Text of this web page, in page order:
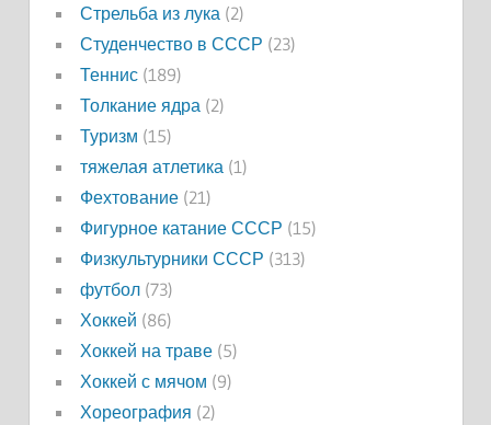
Стрельба из лука (2)
Студенчество в СССР (23)
Теннис(189)
Толкание ядра (2)
Туризм (15)
тяжелая атлетика (1)
Фехтование(21)
Фигурное катание СССР (15)
Физкультурники СССР (313)
футбол(73)
Хоккей (86)
Хоккей на траве(5)
Хоккей с мячом (9)
Хореография (2)